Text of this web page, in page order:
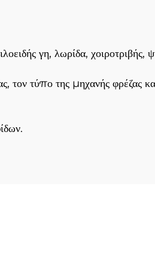
γη, λωρίδα, χοιροτριβής,
τον τύπο της μηχανής φρέζας